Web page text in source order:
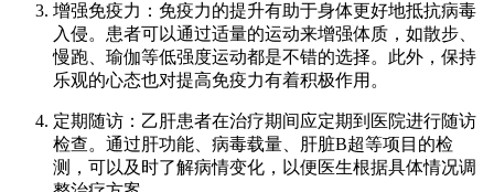
增强免疫力：免疫力的提升有助于身体更好地抵抗病毒
入侵。患者可以通过适量的运动来增强体质，如散步、
慢跑、瑜伽等低强度运动都是不错的选择。此外，保持
乐观的心态也对提高免疫力有着积极作用。
定期随访：乙肝患者在治疗期间应定期到医院进行随访
检查。通过肝功能、病毒载量、肝脏B超等项目的检
测，可以及时了解病情变化，以便医生根据具体情况调